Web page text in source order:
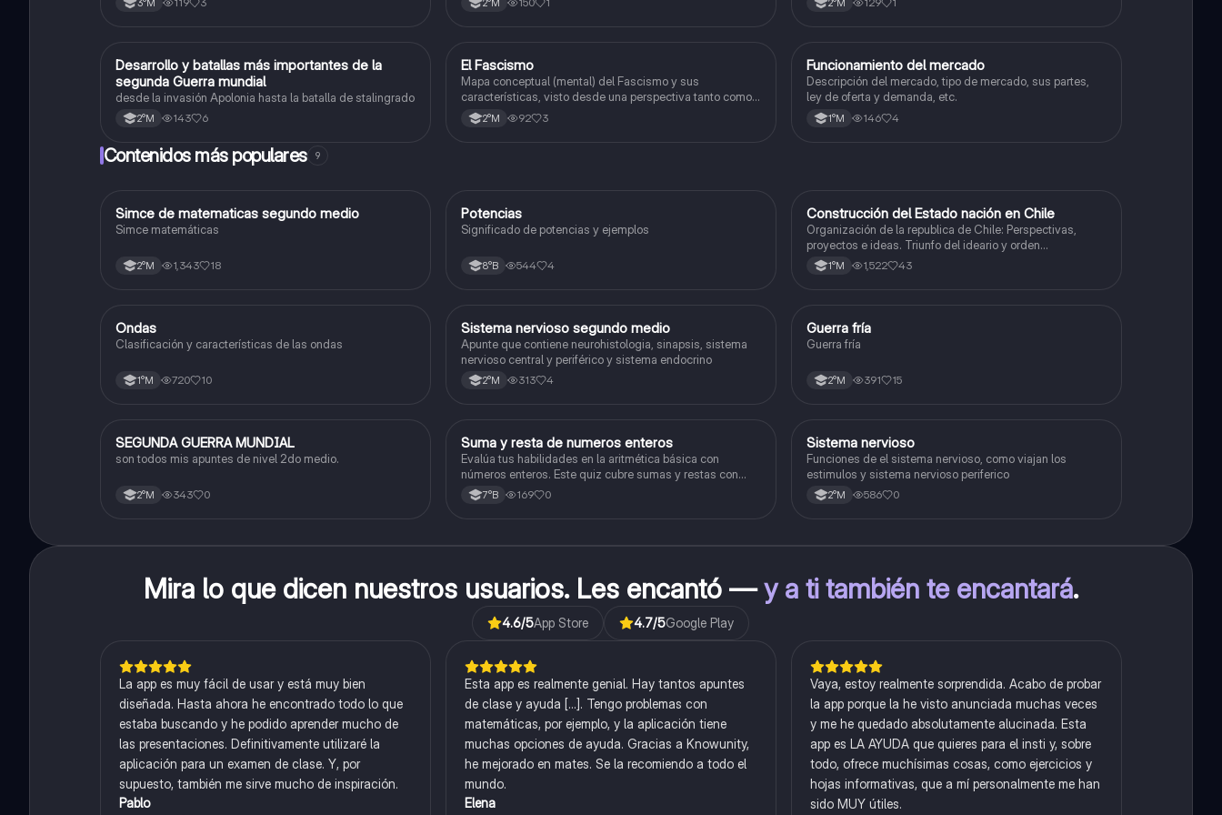
laboral en Chile. Mecanismos protección a trabajadores.
3°M 2°M 2°M
Historia
Desarrollo y batallas más importantes de la
segunda Guerra mundial
desde la invasión Apolonia hasta la batalla de stalingrado
2°M 143 6
Historia
El Fascismo
Mapa conceptual (mental) del Fascismo y sus
características, visto desde una perspectiva tanto como
política, cultural y económica/social.
2°M 92 3
Historia
Funcionamiento del mercado
Descripción del mercado, tipo de mercado, sus partes,
ley de oferta y demanda, etc.
1°M 146 4
Contenidos más populares 9
Matemáticas
Simce de matematicas segundo medio
Simce matemáticas
2°M 1,343 18
Matemáticas
Potencias
Significado de potencias y ejemplos
8°B 544 4
Historia
Construcción del Estado nación en Chile
Organización de la republica de Chile: Perspectivas,
proyectos e ideas. Triunfo del ideario y orden
conservador. Constitución de 1833. "Era Portaliana"
1°M 1,522 43
Física
Ondas
Clasificación y características de las ondas
1°M 720 10
Biología
Sistema nervioso segundo medio
Apunte que contiene neurohistologia, sinapsis, sistema
nervioso central y periférico y sistema endocrino
2°M 313 4
Historia
Guerra fría
Guerra fría
2°M 391 15
Historia
SEGUNDA GUERRA MUNDIAL
son todos mis apuntes de nivel 2do medio.
2°M 343 0
SMatemáticas
Suma y resta de numeros enteros
Evalúa tus habilidades en la aritmética básica con
números enteros. Este quiz cubre sumas y restas con
números positivos y negativos.
7°B 169 0
SBiología
Sistema nervioso
Funciones de el sistema nervioso, como viajan los
estimulos y sistema nervioso periferico
2°M 586 0
Mira lo que dicen nuestros usuarios. Les encantó —y a ti también te encantará.
4.6/5App Store 4.7/5Google Play
La app es muy fácil de usar y está muy bien
diseñada. Hasta ahora he encontrado todo lo que
estaba buscando y he podido aprender mucho de
las presentaciones. Definitivamente utilizaré la
aplicación para un examen de clase. Y, por
supuesto, también me sirve mucho de inspiración.
Pablo
Esta app es realmente genial. Hay tantos apuntes
de clase y ayuda [...]. Tengo problemas con
matemáticas, por ejemplo, y la aplicación tiene
muchas opciones de ayuda. Gracias a Knowunity,
he mejorado en mates. Se la recomiendo a todo el
mundo.
Elena
Vaya, estoy realmente sorprendida. Acabo de probar
la app porque la he visto anunciada muchas veces
y me he quedado absolutamente alucinada. Esta
app es LA AYUDA que quieres para el insti y, sobre
todo, ofrece muchísimas cosas, como ejercicios y
hojas informativas, que a mí personalmente me han
sido MUY útiles.